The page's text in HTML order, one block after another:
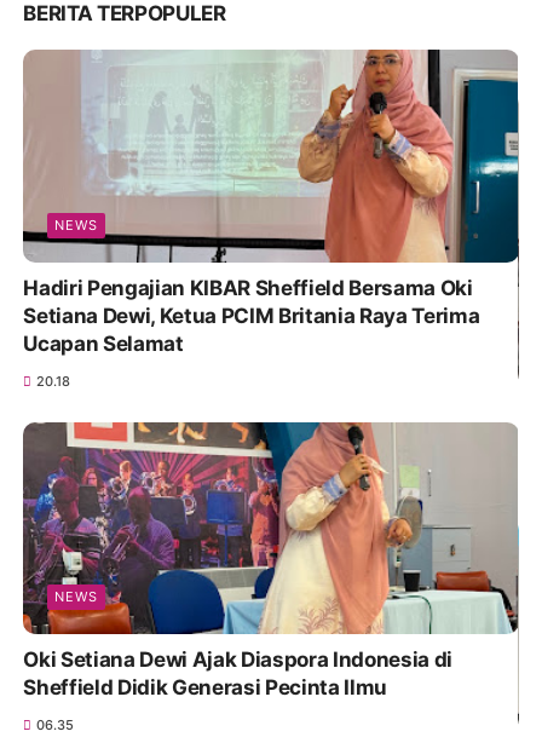
BERITA TERPOPULER
NEWS
Hadiri Pengajian KIBAR Sheffield Bersama Oki
Setiana Dewi, Ketua PCIM Britania Raya Terima
Ucapan Selamat
20.18
NEWS
Oki Setiana Dewi Ajak Diaspora Indonesia di
Sheffield Didik Generasi Pecinta Ilmu
06.35